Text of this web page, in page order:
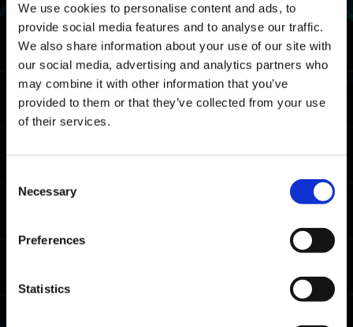
We use cookies to personalise content and ads, to
provide social media features and to analyse our traffic.
We also share information about your use of our site with
our social media, advertising and analytics partners who
may combine it with other information that you’ve
provided to them or that they’ve collected from your use
of their services.
Selection
Necessary
Preferences
Statistics
07:27.67
Remarque : ceci est le temps de complétion
moyen toutes plateformes confondues.
Temps à battre pour le classement
Maître
05:58.74
05:10.74
Steam🄬 04:57.88
Temps à battre pour le classement